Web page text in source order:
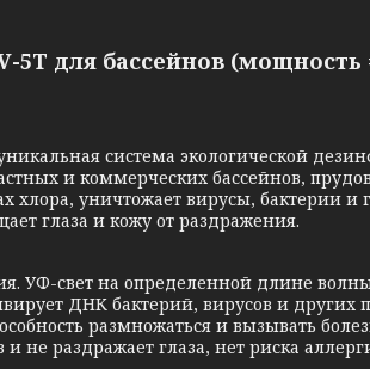
5T для бассейнов (мощность
система экологической
и коммерческих бассейнов,
хлора, уничтожает вирусы, бактерии и
глаза и кожу от раздражения.
свет на определенной длине
ДНК бактерий, вирусов и других
размножаться и вызывать
не раздражает глаза, нет риска